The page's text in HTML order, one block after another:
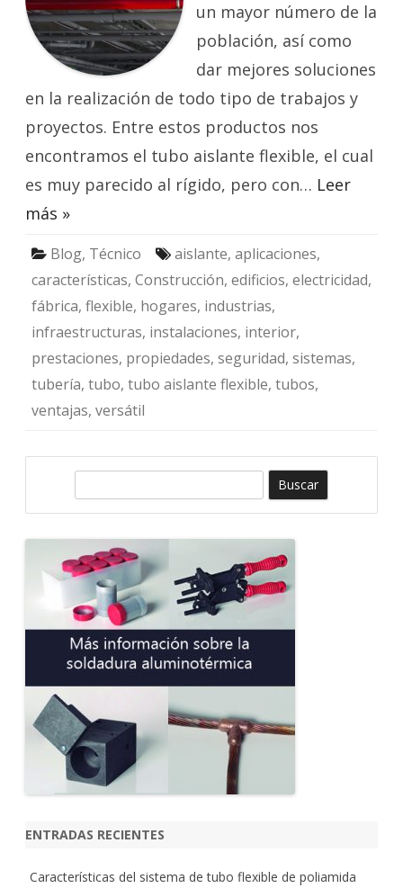
un mayor número de la
población, así como
dar mejores soluciones
en la realización de todo tipo de trabajos y
proyectos. Entre estos productos nos
encontramos el tubo aislante flexible, el cual
es muy parecido al rígido, pero con… Leer
más »
Blog, Técnico aislante, aplicaciones,
características, Construcción, edificios, electricidad,
fábrica, flexible, hogares, industrias,
infraestructuras, instalaciones, interior,
prestaciones, propiedades, seguridad, sistemas,
tubería, tubo, tubo aislante flexible, tubos,
ventajas, versátil
ENTRADAS RECIENTES
Características del sistema de tubo flexible de poliamida